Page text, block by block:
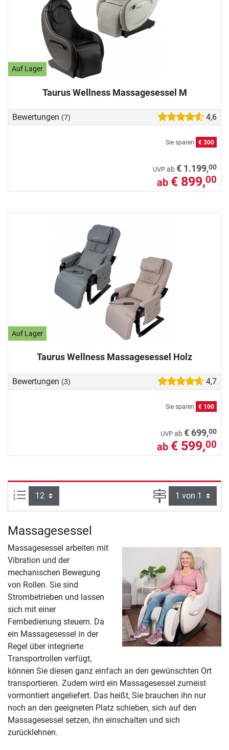
Auf Lager
Taurus Wellness Massagesessel M
Bewertungen (7) 4,6
Sie sparen € 300
UVP ab€ 1.199,00
ab € 899,00
Auf Lager
Taurus Wellness Massagesessel Holz
Bewertungen (3) 4,7
Sie sparen € 100
UVP ab€ 699,00
ab € 599,00
Artikel pro Seite: Seite
Massagesessel
Massagesessel arbeiten mit
Vibration und der
mechanischen Bewegung
von Rollen. Sie sind
Strombetrieben und lassen
sich mit einer
Fernbedienung steuern. Da
ein Massagesessel in der
Regel über integrierte
Transportrollen verfügt,
können Sie diesen ganz einfach an den gewünschten Ort
transportieren. Zudem wird ein Massagesessel zumeist
vormontiert angeliefert. Das heißt, Sie brauchen ihn nur
noch an den geeigneten Platz schieben, sich auf den
Massagesessel setzen, ihn einschalten und sich
zurücklehnen.